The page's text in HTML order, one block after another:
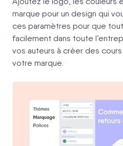
marque pour un design qui
ces paramètres pour que
facilement dans toute
vos auteurs à créer des
votre marque.